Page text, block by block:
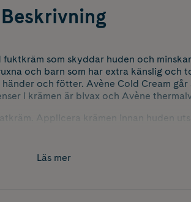
Beskrivning
som skyddar huden och
och barn som har extra känslig och
och fötter. Avène Cold Cream
i krämen är bivax och Avène
Applicera krämen innan huden
Läs mer